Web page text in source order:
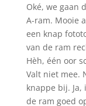
Oké, we gaan
A-ram. Mooie
een knap
van de ram
Hèh, één oor
Valt niet mee.
knappe bij.
de ram goed